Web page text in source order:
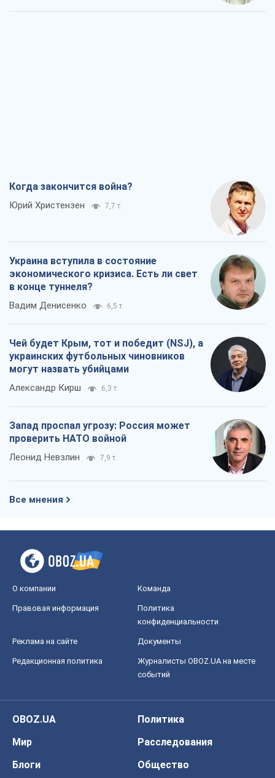
Когда закончится война?
Юрий Христензен 7,7 т.
Украина вступила в состояние
экономического кризиса. Есть ли свет
в конце туннеля?
Вадим Денисенко 6,5 т.
Чей будет Крым, тот и победит (NSJ), а
украинских футбольных чиновников
могут назвать убийцами
Александр Кирш 6,3 т.
Запад проспал угрозу: Россия может
проверить НАТО войной
Леонид Невзлин 7,9 т.
Все мнения
О компании Команда
Правовая информация
Политика
конфиденциальности
Реклама на сайте Документы
Редакционная политика
Журналисты OBOZ.UA на месте
событий
OBOZ.UA
Политика
Мир
Расследования
Блоги
Общество